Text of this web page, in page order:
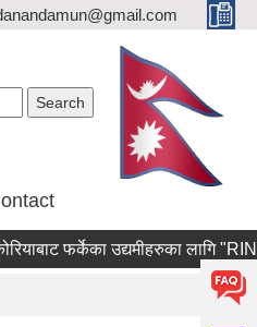
फर्केका उद्यमीहरुका लागि "RIN